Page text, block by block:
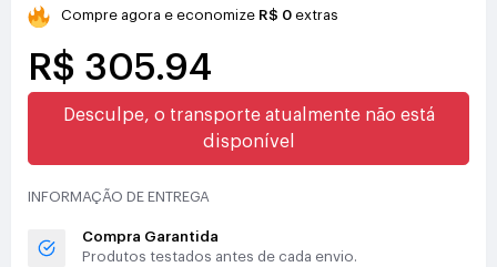
Compre agora e economize R$ 0 extras
R$ 305.94
Desculpe, o transporte atualmente não está
disponível
INFORMAÇÃO DE ENTREGA
Compra Garantida
Produtos testados antes de cada envio.